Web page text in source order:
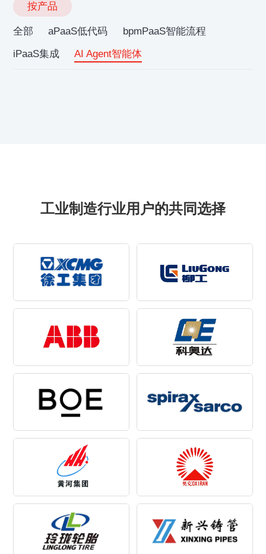
按产品
全部 aPaaS低代码
bpmPaaS智能流程
iPaaS集成
AI Agent智能体
工业制造行业用户的共同选择